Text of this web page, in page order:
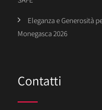
Eleganza e Generosità
Monegasca 2026
Contatti